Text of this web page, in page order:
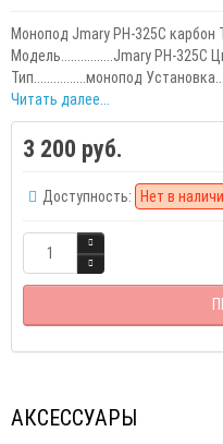
Монопод Jmary PH-325C карбон
Модель................Jmary PH-325C
Тип................монопод
Читать далее...
3 200 руб.
Доступность: Нет в
АКСЕССУАРЫ